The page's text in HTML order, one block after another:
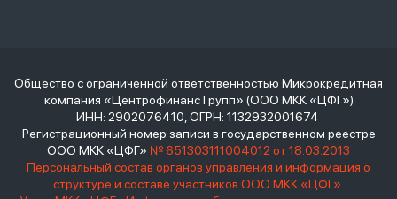
Общество с ограниченной ответственностью Микрокредитная
компания «Центрофинанс Групп» (ООО МКК «ЦФГ»)
ИНН: 2902076410, ОГРН: 1132932001674
Регистрационный номер записи в государственном реестре
ООО МКК «ЦФГ» № 651303111004012 от 18.03.2013
Персональный состав органов управления и информация о
структуре и составе участников ООО МКК «ЦФГ»